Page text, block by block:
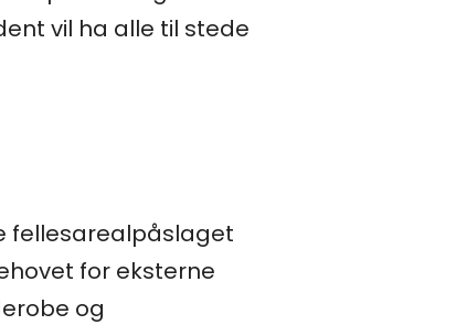
vil ha alle til stede
fellesarealpåslaget
for eksterne
og